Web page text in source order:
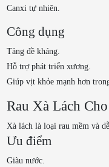
Canxi tự nhiên.
Công dụng
Tăng đề kháng.
Hỗ trợ phát triển xương.
Giúp vịt khỏe mạnh hơn
Rau Xà Lách
Xà lách là loại rau mềm và dễ
Ưu điểm
Giàu nước.